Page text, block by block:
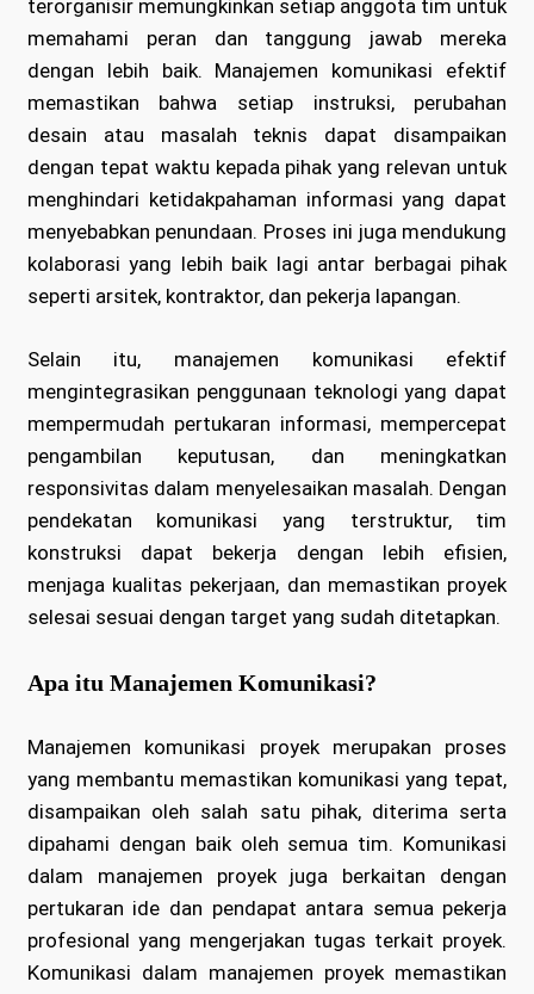
terorganisir memungkinkan setiap anggota tim untuk
memahami peran dan tanggung jawab mereka
dengan lebih baik. Manajemen komunikasi efektif
memastikan bahwa setiap instruksi, perubahan
desain atau masalah teknis dapat disampaikan
dengan tepat waktu kepada pihak yang relevan untuk
menghindari ketidakpahaman informasi yang dapat
menyebabkan penundaan. Proses ini juga mendukung
kolaborasi yang lebih baik lagi antar berbagai pihak
seperti arsitek, kontraktor, dan pekerja lapangan.
Selain itu, manajemen komunikasi efektif
mengintegrasikan penggunaan teknologi yang dapat
mempermudah pertukaran informasi, mempercepat
pengambilan keputusan, dan meningkatkan
responsivitas dalam menyelesaikan masalah. Dengan
pendekatan komunikasi yang terstruktur, tim
konstruksi dapat bekerja dengan lebih efisien,
menjaga kualitas pekerjaan, dan memastikan proyek
selesai sesuai dengan target yang sudah ditetapkan.
Apa itu Manajemen Komunikasi?
Manajemen komunikasi proyek merupakan proses
yang membantu memastikan komunikasi yang tepat,
disampaikan oleh salah satu pihak, diterima serta
dipahami dengan baik oleh semua tim. Komunikasi
dalam manajemen proyek juga berkaitan dengan
pertukaran ide dan pendapat antara semua pekerja
profesional yang mengerjakan tugas terkait proyek.
Komunikasi dalam manajemen proyek memastikan